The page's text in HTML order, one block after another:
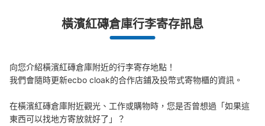
發生行李破損、被偷等狀況時安心有保障
橫濱紅磚倉庫行李寄存訊息
向您介紹橫濱紅磚倉庫附近的行李寄存地點！
我們會隨時更新ecbo cloak的合作店鋪及投幣式寄物櫃的資訊。
在橫濱紅磚倉庫附近觀光、工作或購物時，您是否曾想過「如果這
東西可以找地方寄放就好了」？